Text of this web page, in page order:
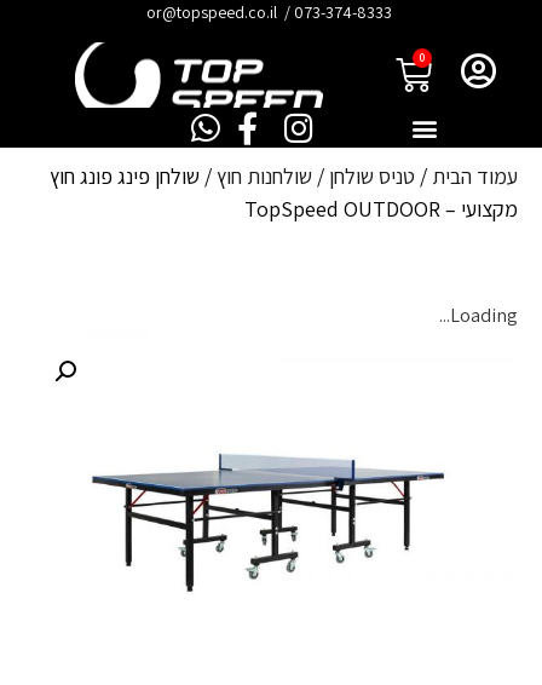
073-374-8333
/
or@topspeed.co.il
0
עמוד הבית / טניס שולחן / שולחנות חוץ / שולחן פינג פונג חוץ
מקצועי – TopSpeed OUTDOOR
Loading...